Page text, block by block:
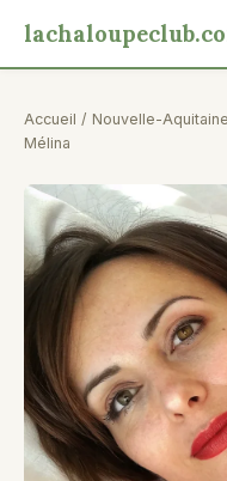
Accueil / Nouvelle-Aquitaine
Mélina